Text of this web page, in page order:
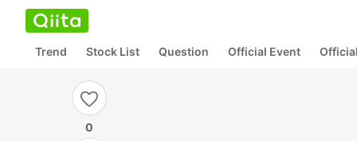
Trend Stock List Question Official Event
0